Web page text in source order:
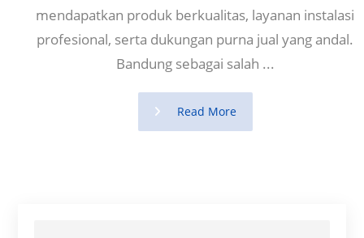
mendapatkan produk berkualitas, layanan instalasi
profesional, serta dukungan purna jual yang andal.
Bandung sebagai salah ...
Read More